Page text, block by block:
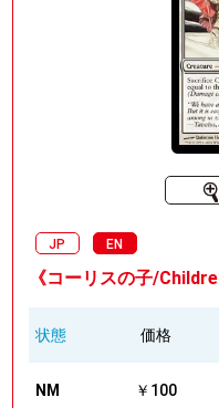
JP EN
《コーリスの子/
状態 価格
NM ￥100